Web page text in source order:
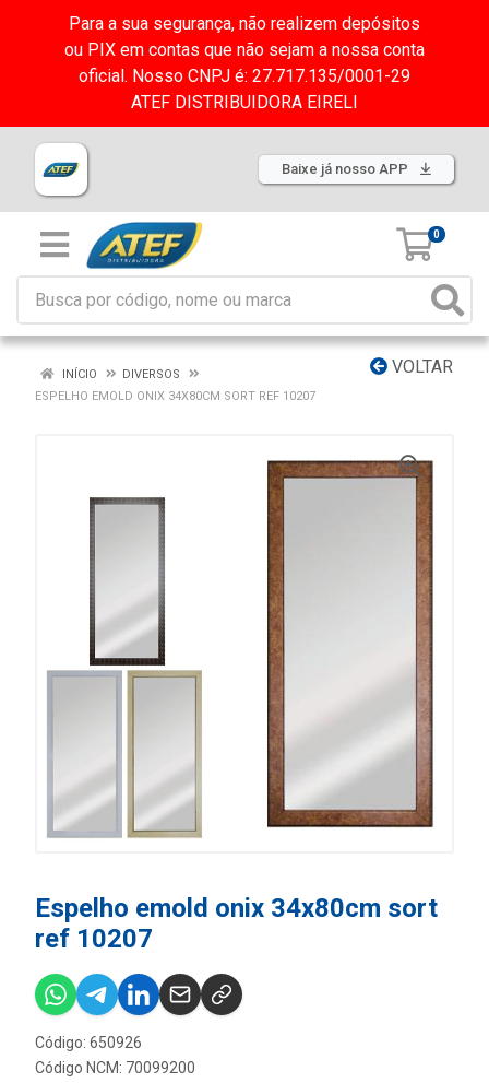
Para a sua segurança, não realizem depósitos
ou PIX em contas que não sejam a nossa conta
oficial. Nosso CNPJ é: 27.717.135/0001-29
ATEF DISTRIBUIDORA EIRELI
Baixe já nosso APP
0
VOLTAR
INÍCIO
DIVERSOS
ESPELHO EMOLD ONIX 34X80CM SORT REF 10207
Espelho emold onix 34x80cm sort
ref 10207
Código: 650926
Código NCM: 70099200